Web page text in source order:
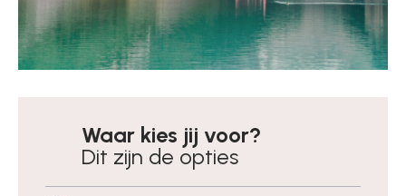
Waar kies jij voor?
Dit zijn de opties